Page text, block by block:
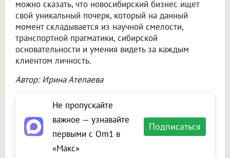
можно сказать, что новосибирский бизнес ищет
свой уникальный почерк, который на данный
момент складывается из научной смелости,
транспортной прагматики, сибирской
основательности и умения видеть за каждым
клиентом личность.
Автор: Ирина Атепаева
Не пропускайте
важное — узнавайте
первыми с Om1 в
«Макс»
Подписаться